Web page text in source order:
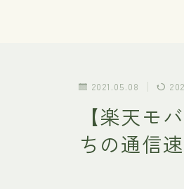
2021.05.08
【楽天モ
ちの通信